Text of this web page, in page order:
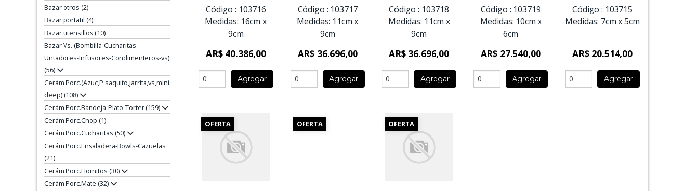
Bazar otros (2)
Bazar portatil (4)
Bazar utensillos (10)
Bazar Vs. (Bombilla-Cucharitas-
Untadores-Infusores-Condimenteros-vs)
(56)
Cerám.Porc.(Azuc,P.saquito,jarrita,vs,mini
deep) (108)
Cerám.Porc.Bandeja-Plato-Torter (159)
Cerám.Porc.Chop (1)
Cerám.Porc.Cucharitas (50)
Cerám.Porc.Ensaladera-Bowls-Cazuelas
(21)
Cerám.Porc.Hornitos (30)
Cerám.Porc.Mate (32)
Código : 103716
Medidas: 16cm x
9cm
AR$ 40.386,00
Agregar
Código : 103717
Medidas: 11cm x
9cm
AR$ 36.696,00
Agregar
Código : 103718
Medidas: 11cm x
9cm
AR$ 36.696,00
Agregar
Código : 103719
Medidas: 10cm x
6cm
AR$ 27.540,00
Agregar
Código : 103715
Medidas: 7cm x5cm
AR$ 20.514,00
Agregar
OFERTA OFERTA OFERTA